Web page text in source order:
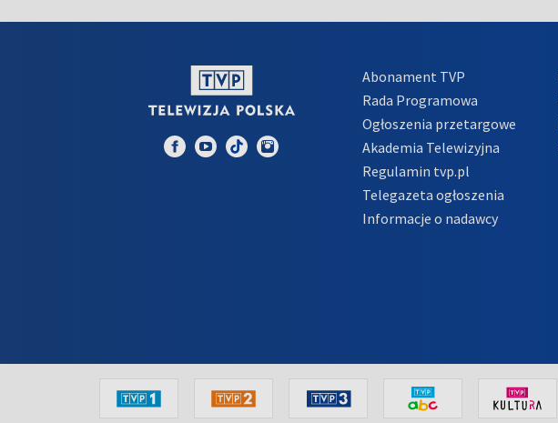
Abonament TVP
Rada Programowa
Ogłoszenia przetargowe
Akademia Telewizyjna
Regulamin tvp.pl
Telegazeta ogłoszenia
Informacje o nadawcy